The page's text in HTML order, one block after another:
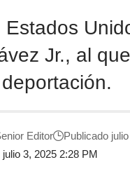
Estados
Jr., al
3, 2025 2:28 PM
Editor Publicado